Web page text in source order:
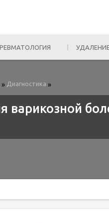
РЕВМАТОЛОГИЯ
» Диагностика »
варикозной